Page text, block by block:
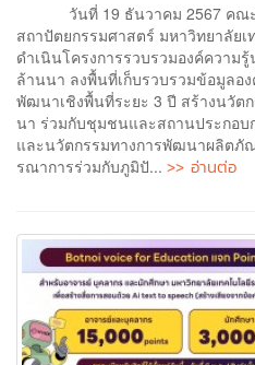
วันที่ 19 ธันวาคม 2567 คณะ
สถาปัตยกรรมศาสตร์ มหาวิทยาลัย
ดำเนินโครงการรวบรวมองค์ควา
ล้านนา ลงพื้นที่เก็บรวบรวมข้อมูลอ
พัฒนาเชิงพื้นที่ระยะ 3 ปี สร้างนวั
นา ร่วมกับชุมชนและสถานประกอบ
และนวัตกรรมทางการพัฒนาผลิตภั
รณาการร่วมกับภูมิปั... >> อ่านต่อ